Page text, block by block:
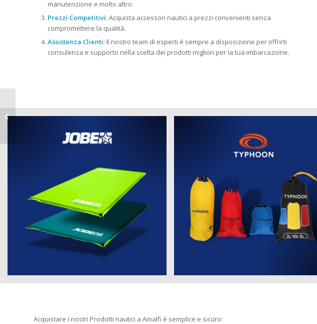
manutenzione e molto altro.
Prezzi Competitivi: Acquista accessori nautici a prezzi convenienti senza
compromettere la qualità.
Assistenza Clienti: Il nostro team di esperti è sempre a disposizione per offrirti
consulenza e supporto nella scelta dei prodotti migliori per la tua imbarcazione.
Acquistare i nostri Prodotti nautici a Amalfi è semplice e sicuro:
Prodotti nautici a Portofino